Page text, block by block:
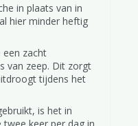
in plaats van in
hier minder heftig
een zacht
van zeep. Dit zorgt
tijdens het
is het in
keer per dag in